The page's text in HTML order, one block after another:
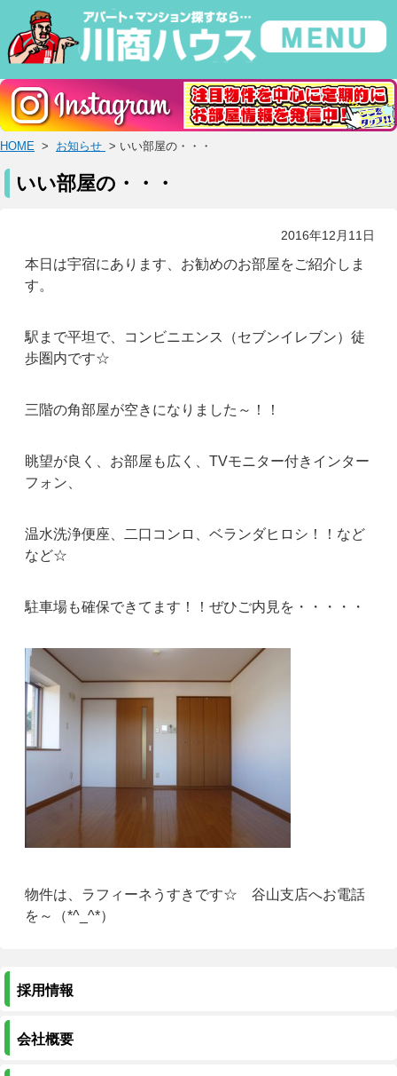
HOME > お知らせ > いい部屋の・・・
いい部屋の・・・
2016年12月11日
本日は宇宿にあります、お勧めのお部屋をご紹介しま
す。
駅まで平坦で、コンビニエンス（セブンイレブン）徒
歩圏内です☆
三階の角部屋が空きになりました～！！
眺望が良く、お部屋も広く、TVモニター付きインター
フォン、
温水洗浄便座、二口コンロ、ベランダヒロシ！！など
など☆
駐車場も確保できてます！！ぜひご内見を・・・・・
物件は、ラフィーネうすきです☆ 谷山支店へお電話
を～（*^_^*）
採用情報
会社概要